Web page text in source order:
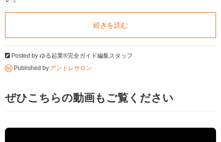
続きを読む
Posted by ゆる起業®完全ガイド編集スタッフ
Published by アントレサロン
ぜひこちらの動画もご覧ください